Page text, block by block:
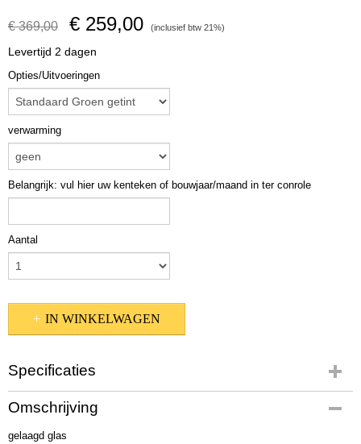
€ 369,00 € 259,00 (inclusief btw 21%)
Levertijd 2 dagen
Opties/Uitvoeringen
verwarming
Belangrijk: vul hier uw kenteken of bouwjaar/maand in ter conrole
Aantal
IN WINKELWAGEN
Specificaties
Productcode
310-674
Bruto gewicht
Omschrijving
gelaagd glas